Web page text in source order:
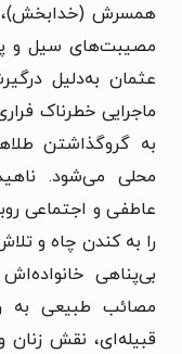
همسرش (خدابخش)،
مصیبت‌های سیل و
عثمان به‌دلیل
ماجرایی خطرناک
به گروگذاشتن
محلی می‌شود.
عاطفی و اجتماعی
را به کندن چاه و تلاش
بی‌پناهی
مصائب طبیعی به
قبیله‌ای، نقش زنان